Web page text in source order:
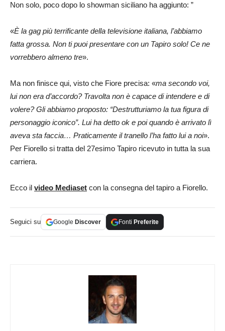
Non solo, poco dopo lo showman siciliano ha aggiunto: ”
«È la gag più terrificante della televisione italiana, l’abbiamo
fatta grossa. Non ti puoi presentare con un Tapiro solo! Ce ne
vorrebbero almeno tre».
Ma non finisce qui, visto che Fiore precisa: «ma secondo voi,
lui non era d’accordo? Travolta non è capace di intendere e di
volere? Gli abbiamo proposto: “Destrutturiamo la tua figura di
personaggio iconico”. Lui ha detto ok e poi quando è arrivato lì
aveva sta faccia… Praticamente il tranello l’ha fatto lui a noi».
Per Fiorello si tratta del 27esimo Tapiro ricevuto in tutta la sua
carriera.
Ecco il video Mediaset con la consegna del tapiro a Fiorello.
Seguici su Google Discover Fonti Preferite